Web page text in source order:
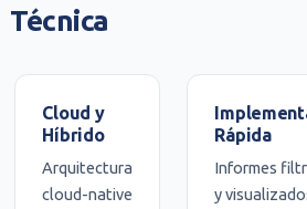
Técnica
Cloud y
Híbrido
Arquitectura
cloud-native
Rápida
Informes
y